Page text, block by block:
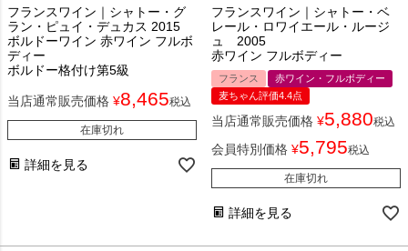
フランスワイン｜シャトー・グ
ラン・ピュイ・デュカス 2015
ボルドーワイン 赤ワイン フルボ
ディー
ボルドー格付け第5級
当店通常販売価格 ¥8,465税込
在庫切れ
詳細を見る
フランスワイン｜シャトー・ベ
レール・ロワイエール・ルージ
ュ 2005
赤ワイン フルボディー
フランス
赤ワイン・フルボディー
麦ちゃん評価4.4点
当店通常販売価格 ¥5,880税込
会員特別価格 ¥5,795税込
在庫切れ
詳細を見る